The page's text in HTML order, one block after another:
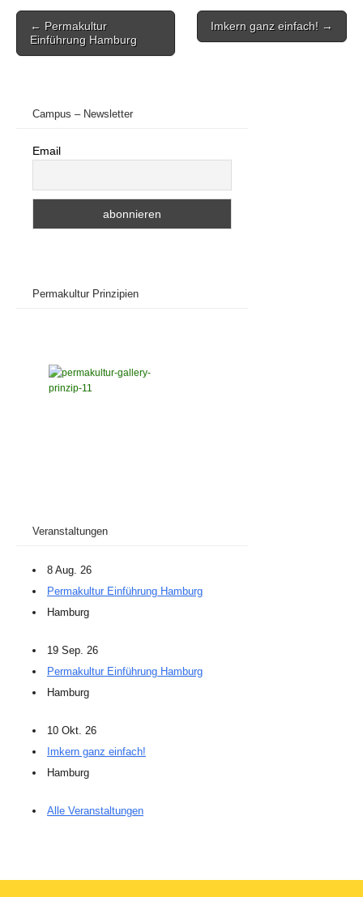
Post
navigation
← Permakultur
Einführung Hamburg
Imkern ganz einfach! →
Campus – Newsletter
Email
Permakultur Prinzipien
Veranstaltungen
8 Aug. 26
Permakultur Einführung Hamburg
Hamburg
19 Sep. 26
Permakultur Einführung Hamburg
Hamburg
10 Okt. 26
Imkern ganz einfach!
Hamburg
Alle Veranstaltungen